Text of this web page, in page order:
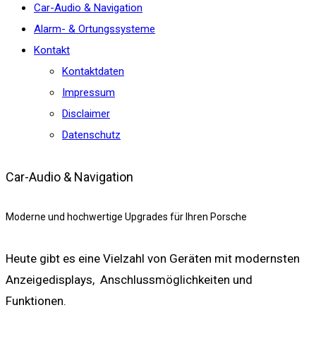
Car-Audio & Navigation
Alarm- & Ortungssysteme
Kontakt
Kontaktdaten
Impressum
Disclaimer
Datenschutz
Car-Audio & Navigation
Moderne und hochwertige Upgrades für Ihren Porsche
Heute gibt es eine Vielzahl von Geräten mit modernsten
Anzeigedisplays, Anschlussmöglichkeiten und
Funktionen.